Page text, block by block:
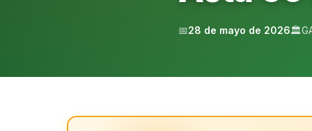
📅28 de mayo de 2026🏛️